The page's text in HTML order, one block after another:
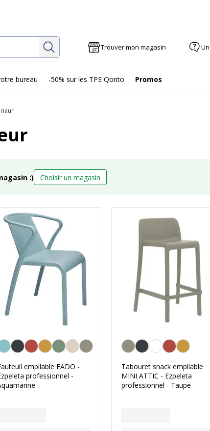
Rechercher Trouver mon magasin
bureau -50% sur les TPE Qonto Promos
:) Choisir un magasin
empilable FADO -
professionnel -
Taupe
Tabouret snack empilable
MINI ATTIC - Ezpeleta
professionnel - Taupe